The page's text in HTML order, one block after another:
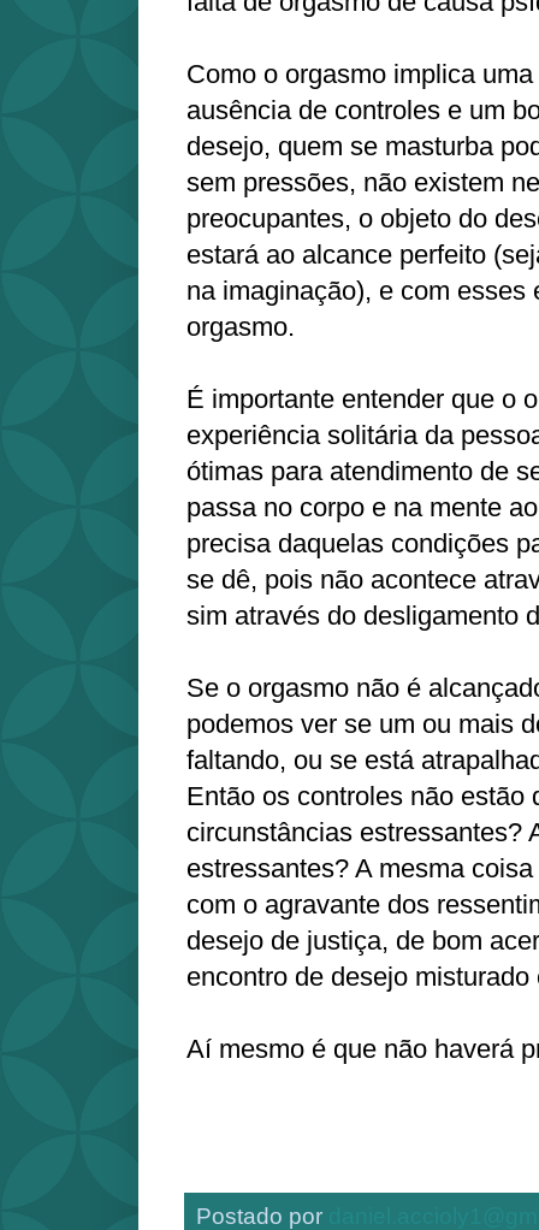
Como o orgasmo implica
ausência de controles e um
desejo, quem se masturba
sem pressões, não existem
preocupantes, o objeto do
estará ao alcance perfeito
na imaginação), e com esses
orgasmo.
É importante entender que o
experiência solitária da
ótimas para atendimento de
passa no corpo e na mente
precisa daquelas condições
se dê, pois não acontece
sim através do desligamento
Se o orgasmo não é
podemos ver se um ou mais
faltando, ou se está
Então os controles não estão
circunstâncias estressantes?
estressantes? A mesma
com o agravante dos
desejo de justiça, de bom
encontro de desejo
Aí mesmo é que não haverá
Postado por